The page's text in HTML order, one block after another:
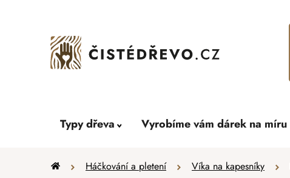
Typy dřeva Vyrobíme vám dárek na míru
Domů Háčkování a pletení Víka na kapesníky